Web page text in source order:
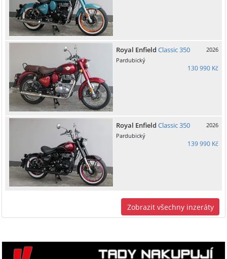
Royal Enfield Classic 350
2026
Pardubický
130 990 Kč
Royal Enfield Classic 350
2026
Pardubický
139 990 Kč
Zobrazit všechny inzeráty